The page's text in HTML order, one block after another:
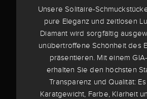
Unsere Solitaire-
pure Eleganz und zeitlosen
Diamant wird sorgfältig
unübertroffene Schönheit des
präsentieren. Mit einem
erhalten Sie den höchsten
Transparenz und Qualität:
Karatgewicht, Farbe, Klarheit